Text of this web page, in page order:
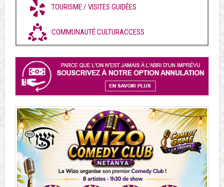
TOURISME / VISITES GUIDÉES
COMMUNAUTÉ CULTURACCESS